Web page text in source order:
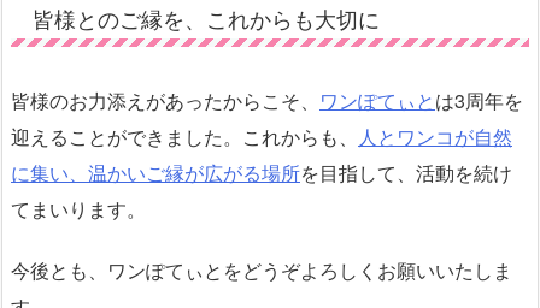
皆様とのご縁を、これからも大切に
皆様のお力添えがあったからこそ、 ワンぽてぃとは3周年を
迎えることができました。これからも、 人とワンコが自然
に集い、温かいご縁が広がる場所を目指して、活動を続け
てまいります。
今後とも、ワンぽてぃとをどうぞよろしくお願いいたしま